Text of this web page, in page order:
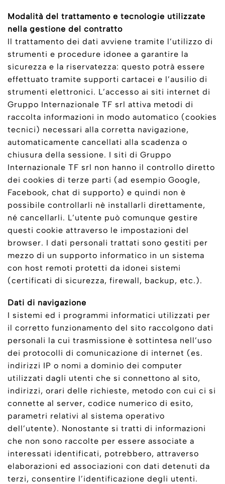
Modalità del trattamento e tecnologie utilizzate
nella gestione del contratto
Il trattamento dei dati avviene tramite l’utilizzo di
strumenti e procedure idonee a garantire la
sicurezza e la riservatezza: questo potrà essere
effettuato tramite supporti cartacei e l’ausilio di
strumenti elettronici. L’accesso ai siti internet di
Gruppo Internazionale TF srl attiva metodi di
raccolta informazioni in modo automatico (cookies
tecnici) necessari alla corretta navigazione,
automaticamente cancellati alla scadenza o
chiusura della sessione. I siti di Gruppo
Internazionale TF srl non hanno il controllo diretto
dei cookies di terze parti (ad esempio Google,
Facebook, chat di supporto) e quindi non è
possibile controllarli nè installarli direttamente,
né cancellarli. L’utente può comunque gestire
questi cookie attraverso le impostazioni del
browser. I dati personali trattati sono gestiti per
mezzo di un supporto informatico in un sistema
con host remoti protetti da idonei sistemi
(certificati di sicurezza, firewall, backup, etc.).
Dati di navigazione
I sistemi ed i programmi informatici utilizzati per
il corretto funzionamento del sito raccolgono dati
personali la cui trasmissione è sottintesa nell’uso
dei protocolli di comunicazione di internet (es.
indirizzi IP o nomi a dominio dei computer
utilizzati dagli utenti che si connettono al sito,
indirizzi, orari delle richieste, metodo con cui ci si
connette al server, codice numerico di esito,
parametri relativi al sistema operativo
dell’utente). Nonostante si tratti di informazioni
che non sono raccolte per essere associate a
interessati identificati, potrebbero, attraverso
elaborazioni ed associazioni con dati detenuti da
terzi, consentire l’identificazione degli utenti.